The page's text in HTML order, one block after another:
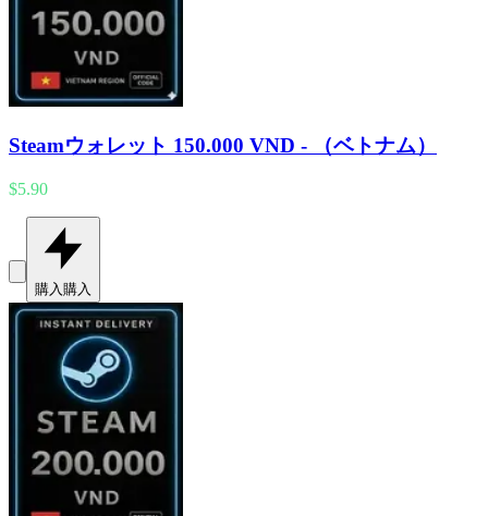
Steamウォレット 150.000 VND - （ベトナム）
$5.90
購入購入